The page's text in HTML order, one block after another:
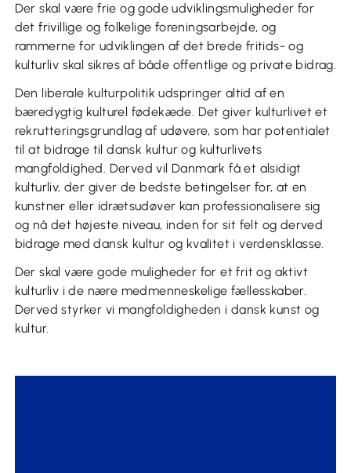
Der skal være frie og gode udviklingsmuligheder for
det frivillige og folkelige foreningsarbejde, og
rammerne for udviklingen af det brede fritids- og
kulturliv skal sikres af både offentlige og private bidrag.
Den liberale kulturpolitik udspringer altid af en
bæredygtig kulturel fødekæde. Det giver kulturlivet et
rekrutteringsgrundlag af udøvere, som har potentialet
til at bidrage til dansk kultur og kulturlivets
mangfoldighed. Derved vil Danmark få et alsidigt
kulturliv, der giver de bedste betingelser for, at en
kunstner eller idrætsudøver kan professionalisere sig
og nå det højeste niveau, inden for sit felt og derved
bidrage med dansk kultur og kvalitet i verdensklasse.
Der skal være gode muligheder for et frit og aktivt
kulturliv i de nære medmenneskelige fællesskaber.
Derved styrker vi mangfoldigheden i dansk kunst og
kultur.